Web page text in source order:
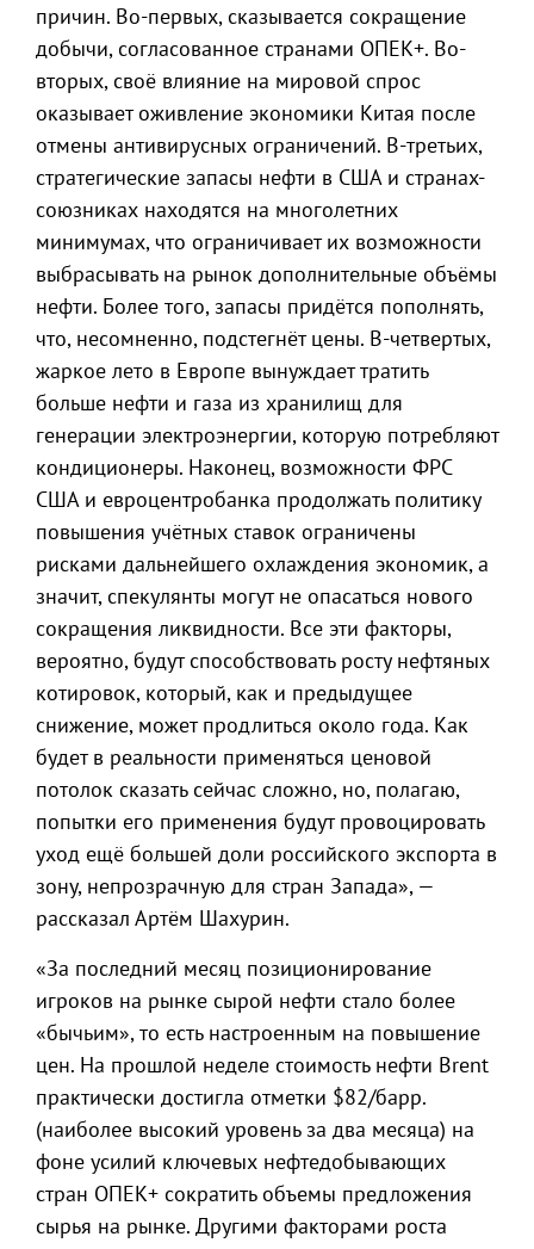
причин. Во-первых, сказывается сокращение
добычи, согласованное странами ОПЕК+. Во-
вторых, своё влияние на мировой спрос
оказывает оживление экономики Китая после
отмены антивирусных ограничений. В-третьих,
стратегические запасы нефти в США и странах-
союзниках находятся на многолетних
минимумах, что ограничивает их возможности
выбрасывать на рынок дополнительные объёмы
нефти. Более того, запасы придётся пополнять,
что, несомненно, подстегнёт цены. В-четвертых,
жаркое лето в Европе вынуждает тратить
больше нефти и газа из хранилищ для
генерации электроэнергии, которую потребляют
кондиционеры. Наконец, возможности ФРС
США и евроцентробанка продолжать политику
повышения учётных ставок ограничены
рисками дальнейшего охлаждения экономик, а
значит, спекулянты могут не опасаться нового
сокращения ликвидности. Все эти факторы,
вероятно, будут способствовать росту нефтяных
котировок, который, как и предыдущее
снижение, может продлиться около года. Как
будет в реальности применяться ценовой
потолок сказать сейчас сложно, но, полагаю,
попытки его применения будут провоцировать
уход ещё большей доли российского экспорта в
зону, непрозрачную для стран Запада», —
рассказал Артём Шахурин.
«За последний месяц позиционирование
игроков на рынке сырой нефти стало более
«бычьим», то есть настроенным на повышение
цен. На прошлой неделе стоимость нефти Brent
практически достигла отметки $82/барр.
(наиболее высокий уровень за два месяца) на
фоне усилий ключевых нефтедобывающих
стран ОПЕК+ сократить объемы предложения
сырья на рынке. Другими факторами роста